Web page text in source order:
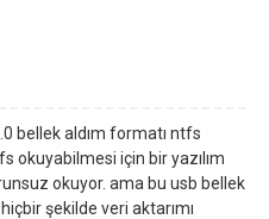
bellek aldım formatı ntfs
okuyabilmesi için bir yazılım
okuyor. ama bu usb bellek
şekilde veri aktarımı